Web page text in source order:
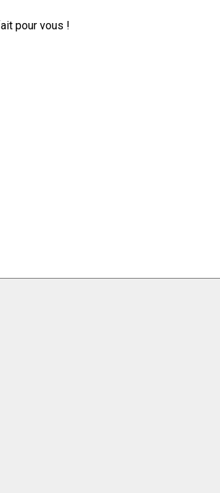
pour vous !